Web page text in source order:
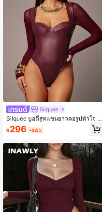
Silquee
Silquee บอดี้สูทแขนยาวคอรูปหัวใจ ห
นัง PU สีพื้นสำหรับผู้หญิง, ฤดูใบไม้ร่วง
฿296 -34%